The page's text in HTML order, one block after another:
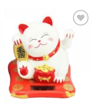
Legg til i
ønskeliste